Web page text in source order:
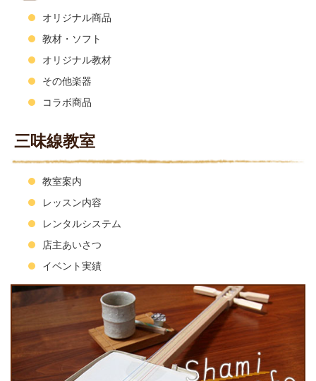
オリジナル商品
教材・ソフト
オリジナル教材
その他楽器
コラボ商品
三味線教室
教室案内
レッスン内容
レンタルシステム
店主あいさつ
イベント実績